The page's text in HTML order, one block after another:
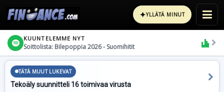
✦YLLÄTÄ MINUT
KUUNTELEMME NYT
Soittolista: Bilepoppia 2026 - Suomihitit
TÄTÄ MUUT LUKEVAT
Tekoäly suunnitteli 16 toimivaa virusta